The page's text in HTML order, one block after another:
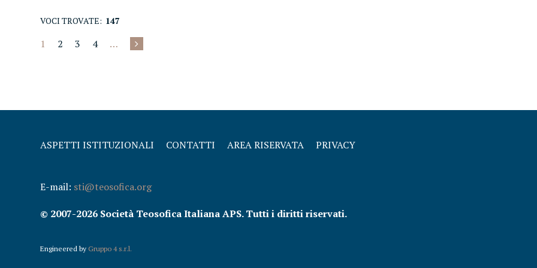
VOCI TROVATE: 147
1 2 3 4 …
ASPETTI ISTITUZIONALI CONTATTI AREA RISERVATA PRIVACY
E-mail: sti@teosofica.org
© 2007-2026 Società Teosofica Italiana APS. Tutti i diritti riservati.
Engineered by Gruppo 4 s.r.l.